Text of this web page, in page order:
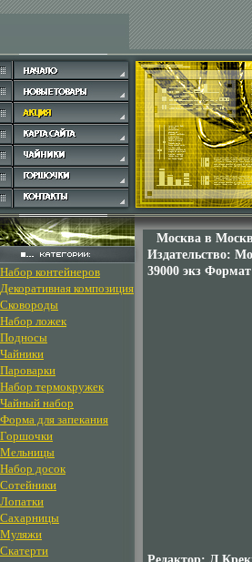
Набор контейнеров
Декоративная композиция
Сковороды
Набор ложек
Подносы
Чайники
Пароварки
Набор термокружек
Чайный набор
Форма для запекания
Горшочки
Мельницы
Набор досок
Сотейники
Лопатки
Сахарницы
Муляжи
Скатерти
Москва в
Издательство:
39000 экз